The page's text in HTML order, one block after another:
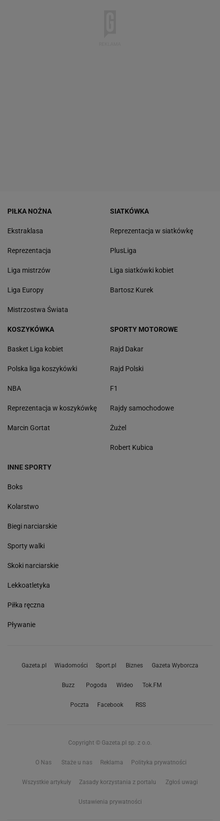
PIŁKA NOŻNA
Ekstraklasa
Reprezentacja
Liga mistrzów
Liga Europy
Mistrzostwa Świata
SIATKÓWKA
Reprezentacja w siatkówkę
PlusLiga
Liga siatkówki kobiet
Bartosz Kurek
KOSZYKÓWKA
Basket Liga kobiet
Polska liga koszykówki
NBA
Reprezentacja w koszykówkę
Marcin Gortat
SPORTY MOTOROWE
Rajd Dakar
Rajd Polski
F1
Rajdy samochodowe
Żużel
Robert Kubica
INNE SPORTY
Boks
Kolarstwo
Biegi narciarskie
Sporty walki
Skoki narciarskie
Lekkoatletyka
Piłka ręczna
Pływanie
Gazeta.pl Wiadomości Sport.pl Biznes Gazeta Wyborcza
Buzz Pogoda Wideo Tok.FM
Poczta Facebook RSS
Copyright © Gazeta.pl sp. z o.o.
O Nas Staże u nas Reklama Polityka prywatności
Wszystkie artykuły Zasady korzystania z portalu Zgłoś uwagi
Ustawienia prywatności